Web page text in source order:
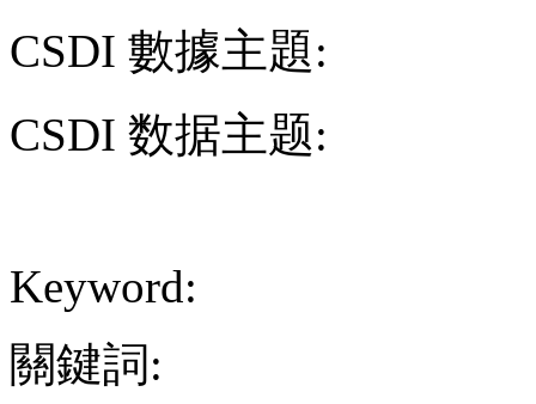
CSDI 數據主題:
CSDI 数据主题:
Keyword:
關鍵詞: